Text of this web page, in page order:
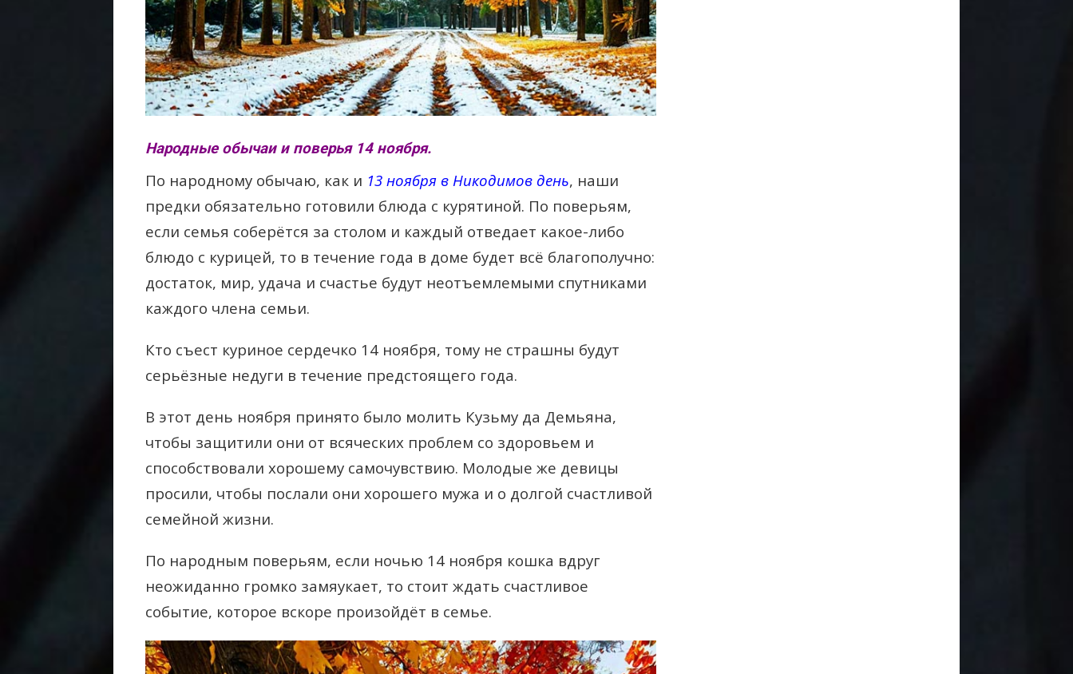
Народные обычаи и поверья 14 ноября.
По народному обычаю, как и 13 ноября в Никодимов день, наши
предки обязательно готовили блюда с курятиной. По поверьям,
если семья соберётся за столом и каждый отведает какое-либо
блюдо с курицей, то в течение года в доме будет всё благополучно:
достаток, мир, удача и счастье будут неотъемлемыми спутниками
каждого члена семьи.
Кто съест куриное сердечко 14 ноября, тому не страшны будут
серьёзные недуги в течение предстоящего года.
В этот день ноября принято было молить Кузьму да Демьяна,
чтобы защитили они от всяческих проблем со здоровьем и
способствовали хорошему самочувствию. Молодые же девицы
просили, чтобы послали они хорошего мужа и о долгой счастливой
семейной жизни.
По народным поверьям, если ночью 14 ноября кошка вдруг
неожиданно громко замяукает, то стоит ждать счастливое
событие, которое вскоре произойдёт в семье.